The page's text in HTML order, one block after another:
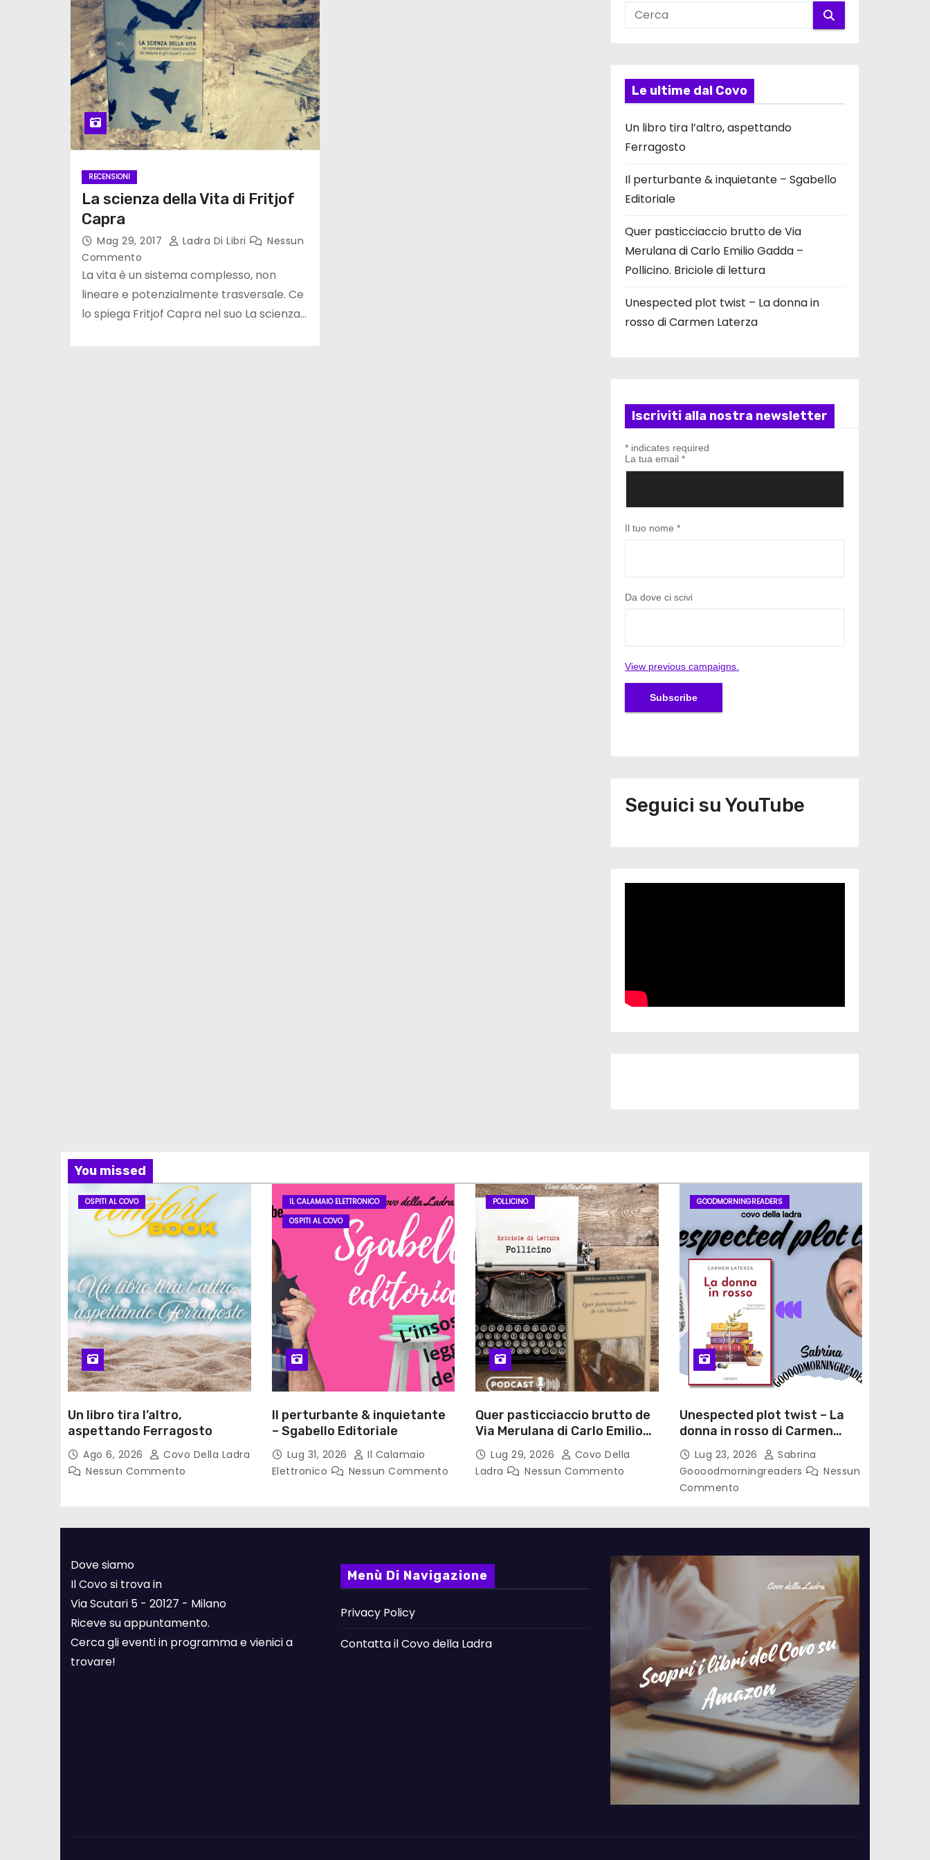
RECENSIONI
La scienza della Vita di Fritjof
Capra
Mag 29, 2017 Ladra Di Libri
Nessun
Commento
La vita è un sistema complesso, non
lineare e potenzialmente trasversale. Ce
lo spiega Fritjof Capra nel suo La scienza…
Le ultime dal Covo
Un libro tira l’altro, aspettando
Ferragosto
Il perturbante & inquietante – Sgabello
Editoriale
Quer pasticciaccio brutto de Via
Merulana di Carlo Emilio Gadda –
Pollicino. Briciole di lettura
Unespected plot twist – La donna in
rosso di Carmen Laterza
Iscriviti alla nostra newsletter
* indicates required
La tua email *
Il tuo nome *
Da dove ci scivi
View previous campaigns.
Seguici su YouTube
You missed
OSPITI AL COVO
Un libro tira l’altro,
aspettando Ferragosto
Ago 6, 2026
Covo Della Ladra
Nessun Commento
IL CALAMAIO ELETTRONICO
OSPITI AL COVO
Il perturbante & inquietante
– Sgabello Editoriale
Lug 31, 2026
Il Calamaio
Elettronico
Nessun Commento
POLLICINO
Quer pasticciaccio brutto de
Via Merulana di Carlo Emilio
Gadda – Pollicino. Briciole di
lettura
Lug 29, 2026
Covo Della
Ladra
Nessun Commento
GOODMORNINGREADERS
Unespected plot twist – La
donna in rosso di Carmen
Laterza
Lug 23, 2026
Sabrina
Goooodmorningreaders
Nessun
Commento
Dove siamo
Il Covo si trova in
Via Scutari 5 - 20127 - Milano
Riceve su appuntamento.
Cerca gli eventi in programma e vienici a
trovare!
Menù Di Navigazione
Privacy Policy
Contatta il Covo della Ladra